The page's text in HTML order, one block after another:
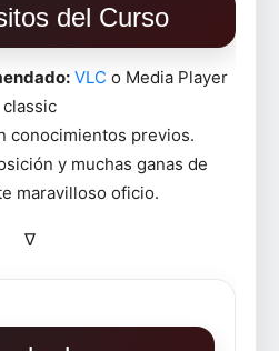
del Curso
VLC o Media Player
classic
conocimientos previos.
y muchas ganas de
maravilloso oficio.
∇